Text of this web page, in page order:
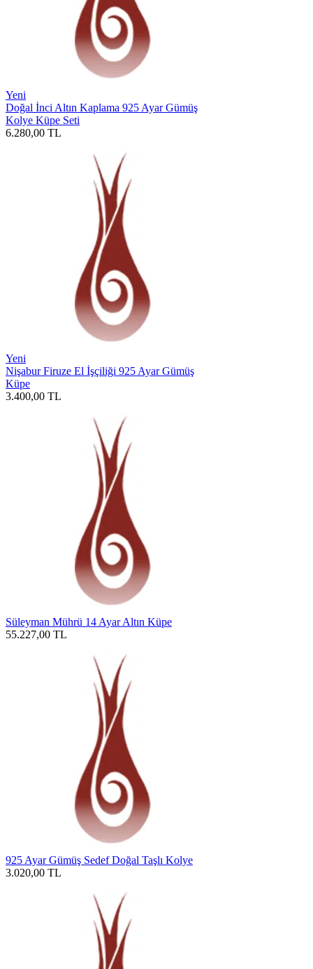
Yeni
Doğal İnci Altın Kaplama 925 Ayar Gümüş
Kolye Küpe Seti
6.280,00 TL
Yeni
Nişabur Firuze El İşçiliği 925 Ayar Gümüş
Küpe
3.400,00 TL
Süleyman Mührü 14 Ayar Altın Küpe
55.227,00 TL
925 Ayar Gümüş Sedef Doğal Taşlı Kolye
3.020,00 TL